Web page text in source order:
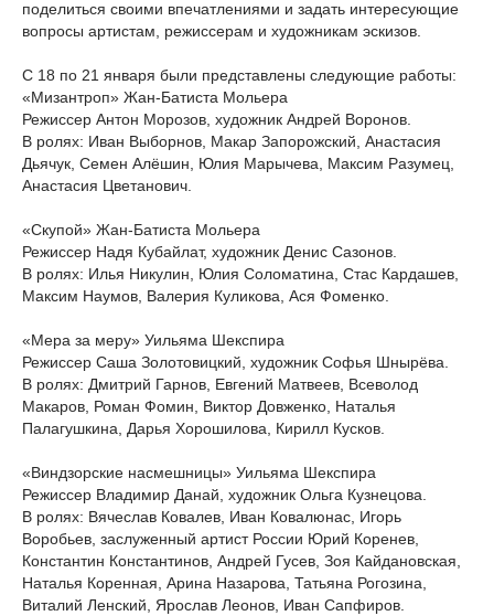
поделиться своими впечатлениями и задать интересующие
вопросы артистам, режиссерам и художникам эскизов.
С 18 по 21 января были представлены следующие работы:
«Мизантроп» Жан-Батиста Мольера
Режиссер Антон Морозов, художник Андрей Воронов.
В ролях: Иван Выборнов, Макар Запорожский, Анастасия
Дьячук, Семен Алёшин, Юлия Марычева, Максим Разумец,
Анастасия Цветанович.
«Скупой» Жан-Батиста Мольера
Режиссер Надя Кубайлат, художник Денис Сазонов.
В ролях: Илья Никулин, Юлия Соломатина, Стас Кардашев,
Максим Наумов, Валерия Куликова, Ася Фоменко.
«Мера за меру» Уильяма Шекспира
Режиссер Саша Золотовицкий, художник Софья Шнырёва.
В ролях: Дмитрий Гарнов, Евгений Матвеев, Всеволод
Макаров, Роман Фомин, Виктор Довженко, Наталья
Палагушкина, Дарья Хорошилова, Кирилл Кусков.
«Виндзорские насмешницы» Уильяма Шекспира
Режиссер Владимир Данай, художник Ольга Кузнецова.
В ролях: Вячеслав Ковалев, Иван Ковалюнас, Игорь
Воробьев, заслуженный артист России Юрий Коренев,
Константин Константинов, Андрей Гусев, Зоя Кайдановская,
Наталья Коренная, Арина Назарова, Татьяна Рогозина,
Виталий Ленский, Ярослав Леонов, Иван Сапфиров.